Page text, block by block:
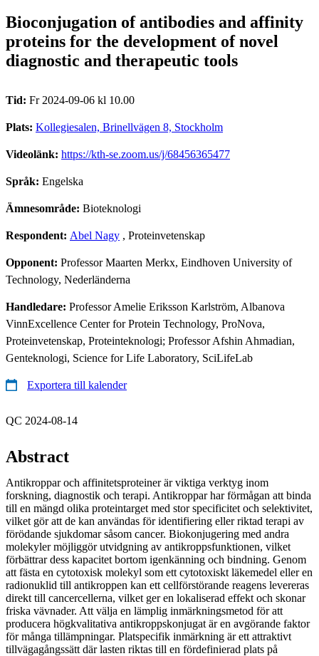
Bioconjugation of antibodies and affinity
proteins for the development of novel
diagnostic and therapeutic tools
Tid: Fr 2024-09-06 kl 10.00
Plats: Kollegiesalen, Brinellvägen 8, Stockholm
Videolänk: https://kth-se.zoom.us/j/68456365477
Språk: Engelska
Ämnesområde: Bioteknologi
Respondent: Abel Nagy , Proteinvetenskap
Opponent: Professor Maarten Merkx, Eindhoven University of
Technology, Nederländerna
Handledare: Professor Amelie Eriksson Karlström, Albanova
VinnExcellence Center for Protein Technology, ProNova,
Proteinvetenskap, Proteinteknologi; Professor Afshin Ahmadian,
Genteknologi, Science for Life Laboratory, SciLifeLab
Exportera till kalender
QC 2024-08-14
Abstract
Antikroppar och affinitetsproteiner är viktiga verktyg inom
forskning, diagnostik och terapi. Antikroppar har förmågan att binda
till en mängd olika proteintarget med stor specificitet och selektivitet,
vilket gör att de kan användas för identifiering eller riktad terapi av
förödande sjukdomar såsom cancer. Biokonjugering med andra
molekyler möjliggör utvidgning av antikroppsfunktionen, vilket
förbättrar dess kapacitet bortom igenkänning och bindning. Genom
att fästa en cytotoxisk molekyl som ett cytotoxiskt läkemedel eller en
radionuklid till antikroppen kan ett cellförstörande reagens levereras
direkt till cancercellerna, vilket ger en lokaliserad effekt och skonar
friska vävnader. Att välja en lämplig inmärkningsmetod för att
producera högkvalitativa antikroppskonjugat är en avgörande faktor
för många tillämpningar. Platspecifik inmärkning är ett attraktivt
tillvägagångssätt där lasten riktas till en fördefinierad plats på